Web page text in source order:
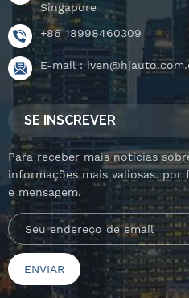
Singapore
+86 18998460309
E-mail :
SE INSCREVER
Para receber mais notícias
informações mais valiosas. por
e mensagem.